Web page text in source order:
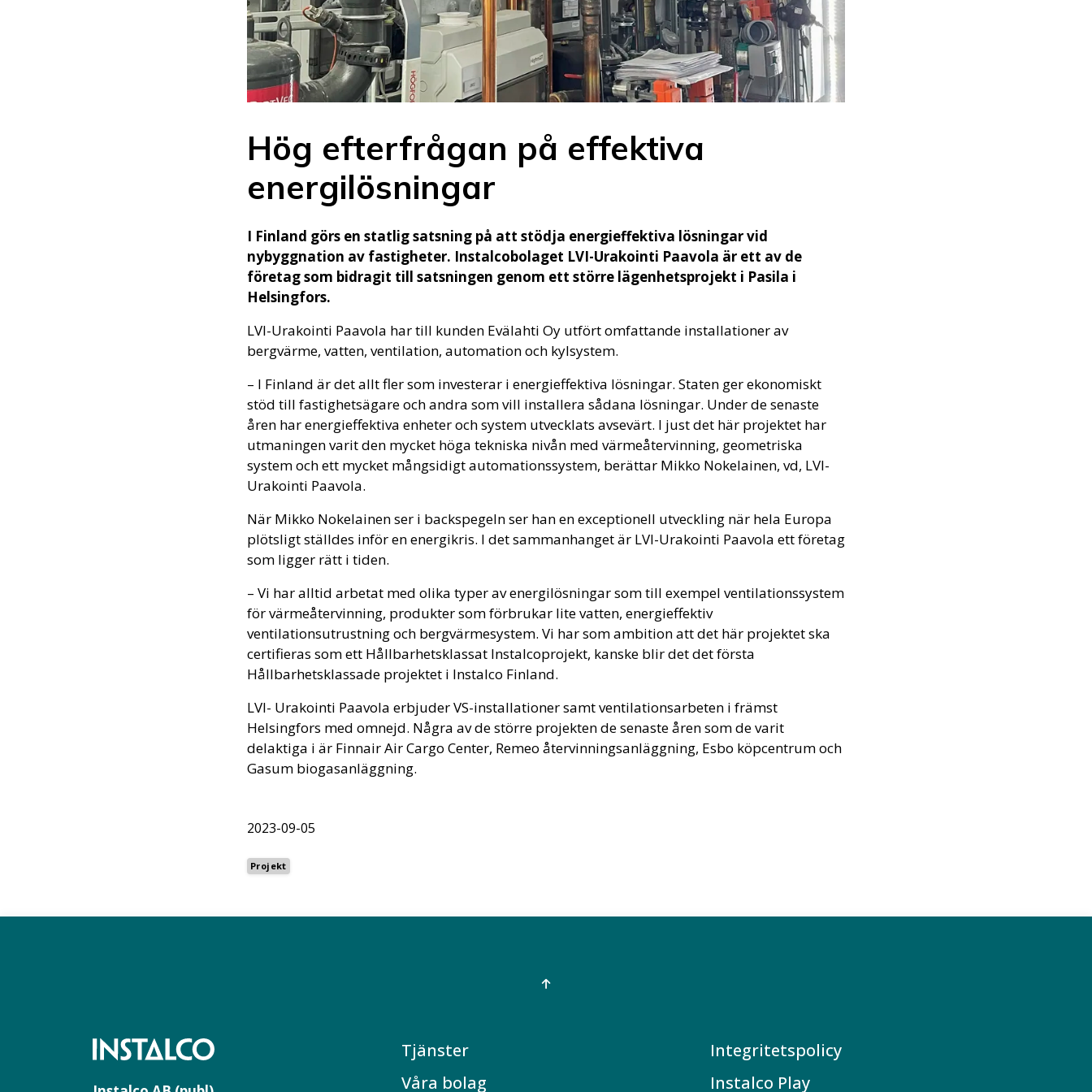
Hög efterfrågan på effektiva
energilösningar
I Finland görs en statlig satsning på att stödja energieffektiva lösningar vid
nybyggnation av fastigheter. Instalcobolaget LVI-Urakointi Paavola är ett av de
företag som bidragit till satsningen genom ett större lägenhetsprojekt i Pasila i
Helsingfors.
LVI-Urakointi Paavola har till kunden Evälahti Oy utfört omfattande installationer av
bergvärme, vatten, ventilation, automation och kylsystem.
– I Finland är det allt fler som investerar i energieffektiva lösningar. Staten ger ekonomiskt
stöd till fastighetsägare och andra som vill installera sådana lösningar. Under de senaste
åren har energieffektiva enheter och system utvecklats avsevärt. I just det här projektet har
utmaningen varit den mycket höga tekniska nivån med värmeåtervinning, geometriska
system och ett mycket mångsidigt automationssystem, berättar Mikko Nokelainen, vd, LVI-
Urakointi Paavola.
När Mikko Nokelainen ser i backspegeln ser han en exceptionell utveckling när hela Europa
plötsligt ställdes inför en energikris. I det sammanhanget är LVI-Urakointi Paavola ett företag
som ligger rätt i tiden.
– Vi har alltid arbetat med olika typer av energilösningar som till exempel ventilationssystem
för värmeåtervinning, produkter som förbrukar lite vatten, energieffektiv
ventilationsutrustning och bergvärmesystem. Vi har som ambition att det här projektet ska
certifieras som ett Hållbarhetsklassat Instalco­projekt, kanske blir det det första
Hållbarhetsklassade projektet i Instalco Finland.
LVI- Urakointi Paavola erbjuder VS-installationer samt ventilationsarbeten i främst
Helsingfors med omnejd. Några av de större projekten de senaste åren som de varit
delaktiga i är Finnair Air Cargo Center, Remeo återvinningsanläggning, Esbo köpcentrum och
Gasum biogasanläggning.
2023-09-05
Projekt
Tjänster
Våra bolag
Integritetspolicy
Instalco Play